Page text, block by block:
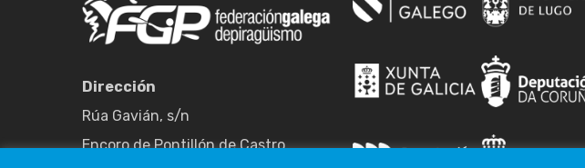
Dirección
Rúa Gavián, s/n
Encoro de Pontillón de Castro